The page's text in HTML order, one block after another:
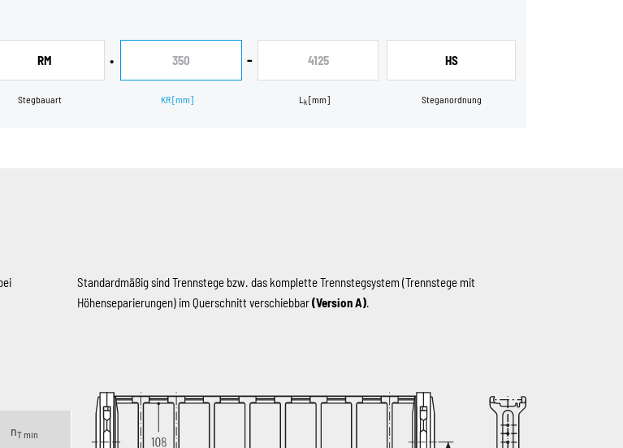
RM
Stegbauart
• 350
KR[mm]
- 4125
L k[mm]
HS
Steganordnung
Standardmäßig sind Trennstege bzw. das komplette Trennstegsystem (Trennstege mit
Höhenseparierungen) im Querschnitt verschiebbar(Version A).
nT min